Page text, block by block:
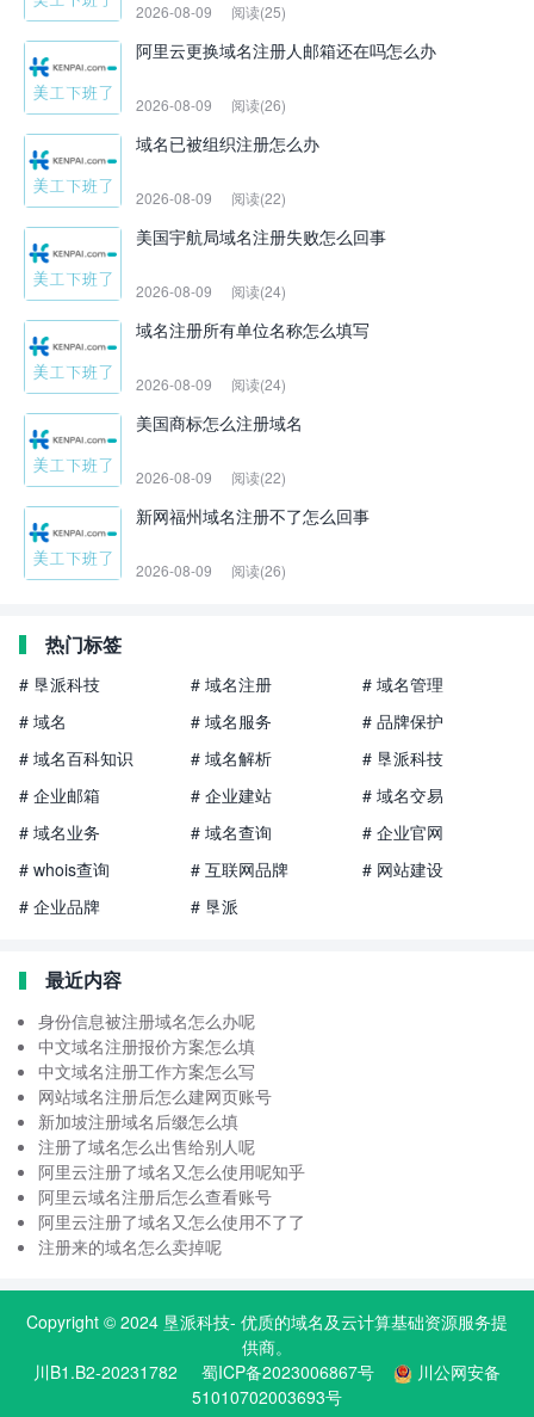
2026-08-09 阅读(25)
阿里云更换域名注册人邮箱还在吗怎么办
2026-08-09 阅读(26)
域名已被组织注册怎么办
2026-08-09 阅读(22)
美国宇航局域名注册失败怎么回事
2026-08-09 阅读(24)
域名注册所有单位名称怎么填写
2026-08-09 阅读(24)
美国商标怎么注册域名
2026-08-09 阅读(22)
新网福州域名注册不了怎么回事
2026-08-09 阅读(26)
热门标签
# 垦派科技 # 域名注册
# 域名管理
# 域名
# 域名服务
# 品牌保护
# 域名百科知识
# 域名解析
# 垦派科技
# 企业邮箱
# 企业建站
# 域名交易
# 域名业务
# 域名查询
# 企业官网
# whois查询
# 互联网品牌
# 网站建设
# 企业品牌
# 垦派
最近内容
身份信息被注册域名怎么办呢
中文域名注册报价方案怎么填
中文域名注册工作方案怎么写
网站域名注册后怎么建网页账号
新加坡注册域名后缀怎么填
注册了域名怎么出售给别人呢
阿里云注册了域名又怎么使用呢知乎
阿里云域名注册后怎么查看账号
阿里云注册了域名又怎么使用不了了
注册来的域名怎么卖掉呢
Copyright © 2024 垦派科技- 优质的域名及云计算基础资源服务提
供商。
川B1.B2-20231782
蜀ICP备2023006867号
川公网安备
51010702003693号